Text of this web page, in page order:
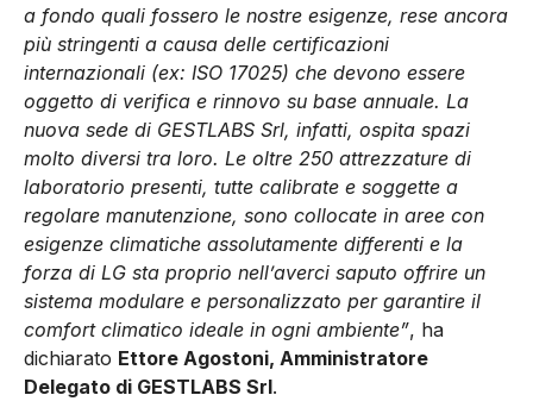
a fondo quali fossero le nostre esigenze, rese ancora
più stringenti a causa delle certificazioni
internazionali (ex: ISO 17025) che devono essere
oggetto di verifica e rinnovo su base annuale. La
nuova sede di GESTLABS Srl, infatti, ospita spazi
molto diversi tra loro. Le oltre 250 attrezzature di
laboratorio presenti, tutte calibrate e soggette a
regolare manutenzione, sono collocate in aree con
esigenze climatiche assolutamente differenti e la
forza di LG sta proprio nell’averci saputo offrire un
sistema modulare e personalizzato per garantire il
comfort climatico ideale in ogni ambiente”, ha
dichiarato Ettore Agostoni, Amministratore
Delegato di GESTLABS Srl.